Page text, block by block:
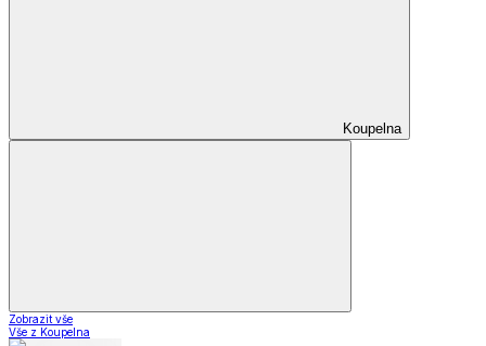
Koupelna
Zobrazit vše
Vše z Koupelna